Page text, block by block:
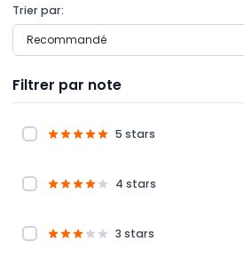
Trier par:
Filtrer par note
5 stars
4 stars
3 stars